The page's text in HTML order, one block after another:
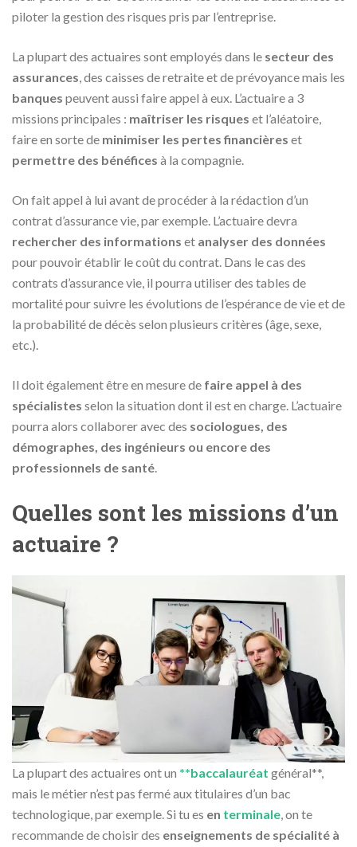
piloter la gestion des risques pris par l’entreprise.
La plupart des actuaires sont employés dans le secteur des
assurances, des caisses de retraite et de prévoyance mais les
banques peuvent aussi faire appel à eux. L’actuaire a 3
missions principales : maîtriser les risques et l’aléatoire,
faire en sorte de minimiser les pertes financières et
permettre des bénéfices à la compagnie.
On fait appel à lui avant de procéder à la rédaction d’un
contrat d’assurance vie, par exemple. L’actuaire devra
rechercher des informations et analyser des données
pour pouvoir établir le coût du contrat. Dans le cas des
contrats d’assurance vie, il pourra utiliser des tables de
mortalité pour suivre les évolutions de l’espérance de vie et de
la probabilité de décès selon plusieurs critères (âge, sexe,
etc.).
Il doit également être en mesure de faire appel à des
spécialistes selon la situation dont il est en charge. L’actuaire
pourra alors collaborer avec des sociologues, des
démographes, des ingénieurs ou encore des
professionnels de santé.
Quelles sont les missions d’un
actuaire ?
La plupart des actuaires ont un **baccalauréat général**,
mais le métier n’est pas fermé aux titulaires d’un bac
technologique, par exemple. Si tu es en terminale, on te
recommande de choisir des enseignements de spécialité à